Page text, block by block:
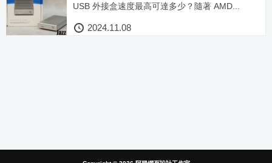
USB 外接盒速度最高可達多少？隨著 AMD...
2024.11.08